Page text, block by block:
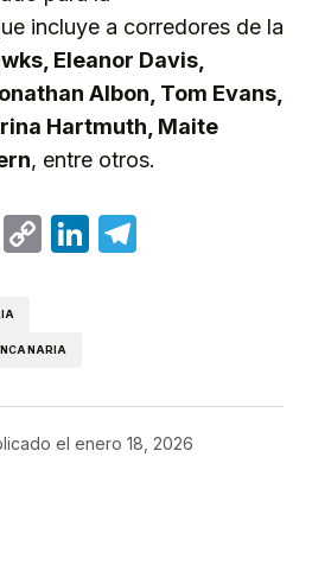
incluye a corredores de la
Eleanor Davis,
Albon, Tom Evans,
Hartmuth, Maite
, entre otros.
X
CopyLinkedIn
el enero 18, 2026